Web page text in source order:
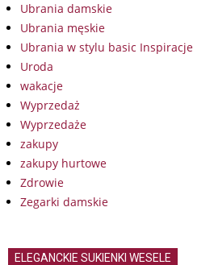
Ubrania damskie
Ubrania męskie
Ubrania w stylu basic Inspiracje
Uroda
wakacje
Wyprzedaż
Wyprzedaże
zakupy
zakupy hurtowe
Zdrowie
Zegarki damskie
ELEGANCKIE SUKIENKI WESELE